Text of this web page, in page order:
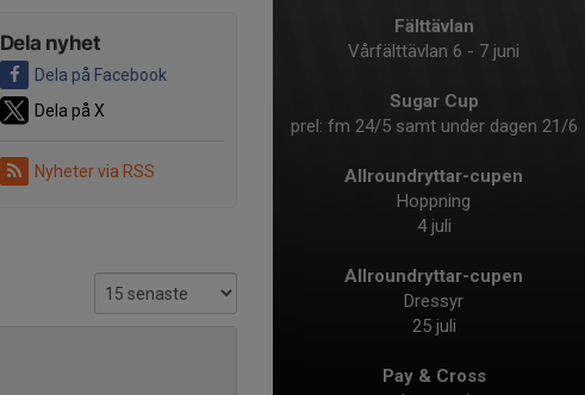
Dela nyhet
Dela på Facebook
Dela på X
Nyheter via RSS
Fälttävlan
Vårfälttävlan 6 - 7 juni
Sugar Cup
prel: fm 24/5 samt under dagen 21/6
Allroundryttar-cupen
Hoppning
4 juli
Allroundryttar-cupen
Dressyr
25 juli
Pay & Cross